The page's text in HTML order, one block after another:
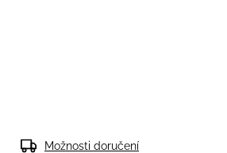
Možnosti doručení